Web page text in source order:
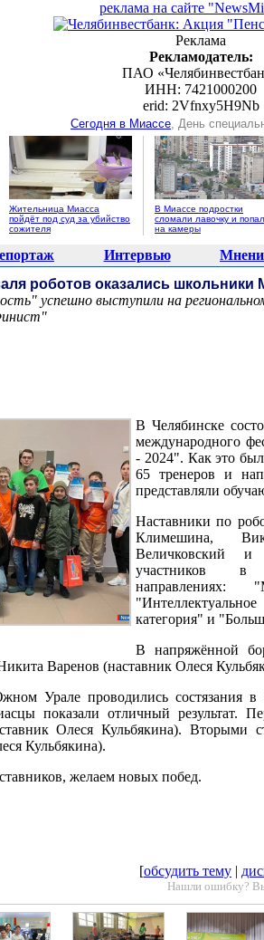
реклама на сайте
Реклама
Рекламодатель:
ПАО
ИНН: 7421000200
erid: 2Vfnxy5H9Nb
Сегодня в Миассе, День
Жительница Миасса
пойдёт под суд за убийство
сожителя
В Миассе подростки
сломали лавочку и
на камеры
Интервью
роботов оказались школьники
успешно выступили на
В Челябинске
международного
- 2024". Как это
65 тренеров и
представляли
Наставники по
Климешина,
Величковский и
участников в
направлениях:
категория" и
В напряжённой
Варенов (наставник Олеся
Урале проводились состязания
показали отличный результат.
Олеся Кульбякина).
Кульбякина).
желаем новых побед.
[обсудить тему |
Нашли ошибку?